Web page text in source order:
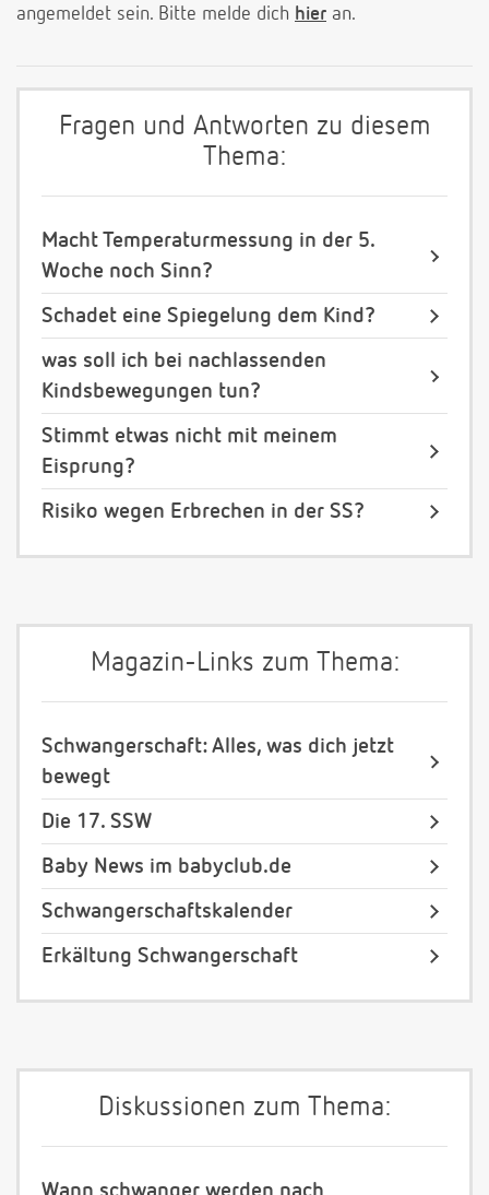
angemeldet sein. Bitte melde dich hier an.
Fragen und Antworten zu diesem
Thema:
Macht Temperaturmessung in der 5.
Woche noch Sinn?
Schadet eine Spiegelung dem Kind?
was soll ich bei nachlassenden
Kindsbewegungen tun?
Stimmt etwas nicht mit meinem
Eisprung?
Risiko wegen Erbrechen in der SS?
Magazin-Links zum Thema:
Schwangerschaft: Alles, was dich jetzt
bewegt
Die 17. SSW
Baby News im babyclub.de
Schwangerschaftskalender
Erkältung Schwangerschaft
Diskussionen zum Thema: